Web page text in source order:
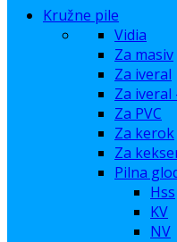
Kružne pile
Vidia
Za masiv
Za iveral
Za
Za PVC
Za kerok
Za
Pilna
Hss
KV
NV